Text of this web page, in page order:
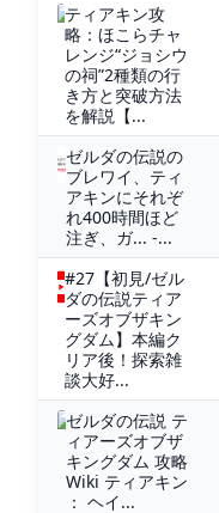
ティアキン攻
略：ほこらチャ
レンジ“ジョシウ
の祠”2種類の行
き方と突破方法
を解説【...
ゼルダの伝説の
ブレワイ、ティ
アキンにそれぞ
れ400時間ほど
注ぎ、ガ... -...
#27【初見/ゼル
ダの伝説ティア
ーズオブザキン
グダム】本編ク
リア後！探索雑
談大好...
ゼルダの伝説 テ
ィアーズオブザ
キングダム 攻略
Wiki ティアキン
： ヘイ...